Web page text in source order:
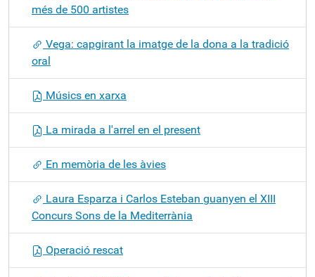
més de 500 artistes
Vega: capgirant la imatge de la dona a la tradició
oral
Músics en xarxa
La mirada a l'arrel en el present
En memòria de les àvies
Laura Esparza i Carlos Esteban guanyen el XIII
Concurs Sons de la Mediterrània
Operació rescat